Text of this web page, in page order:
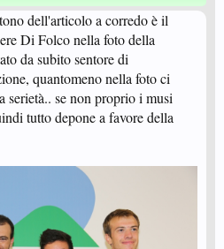
dell'articolo a corredo è il
Di Folco nella foto della
da subito sentore di
quantomeno nella foto ci
serietà.. se non proprio i musi
tutto depone a favore della